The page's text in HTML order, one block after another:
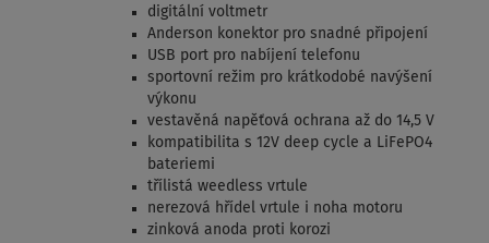
digitální voltmetr
Anderson konektor pro snadné připojení
USB port pro nabíjení telefonu
sportovní režim pro krátkodobé navýšení
výkonu
vestavěná napěťová ochrana až do 14,5 V
kompatibilita s 12V deep cycle a LiFePO4
bateriemi
třílistá weedless vrtule
nerezová hřídel vrtule i noha motoru
zinková anoda proti korozi